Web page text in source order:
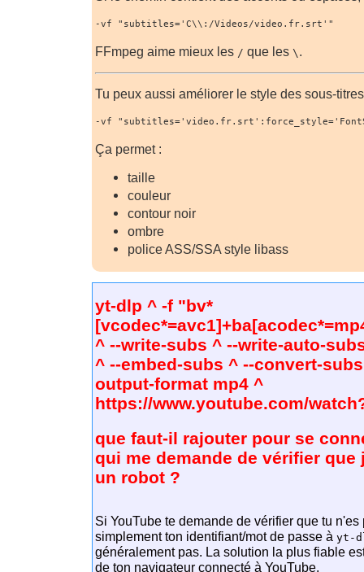
-vf "subtitles='C\\:/Videos/video.fr.srt'"
FFmpeg aime mieux les / que les \ .
Tu peux aussi améliorer le style des sous-
-vf
Ça permet :
taille
couleur
contour noir
ombre
police ASS/SSA style libass
yt-dlp ^ -f "bv*
^ --write-subs ^ --write-auto-
^ --embed-subs ^ --convert-
output-format mp4 ^
https://www.youtube.com/
que faut-il rajouter pour se
qui me demande de vérifier que
un robot ?
Si YouTube te demande de vérifier que tu
simplement ton identifiant/mot de passe àyt-
généralement pas. La solution la plus fiable
de ton navigateur connecté à YouTube.